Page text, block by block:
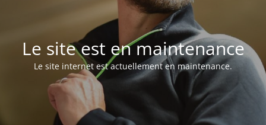
Le site est en maintenance
Le site internet est actuellement en maintenance.